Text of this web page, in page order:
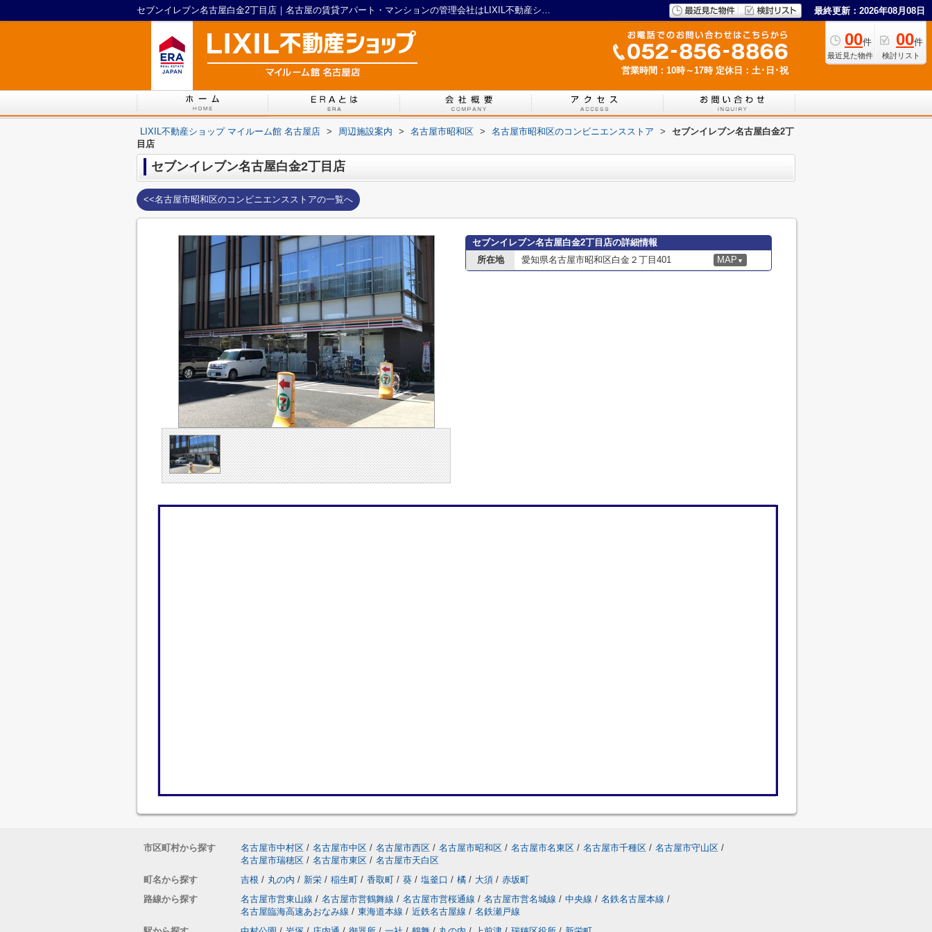
セブンイレブン名古屋白金2丁目店｜名古屋の賃貸アパート・マンションの管理会社はLIXIL不動産ショップ マイルーム館 名古屋店 最終更新：2026年08月08日
00件
最近見た物件
00件
検討リスト
営業時間：10時～17時 定休日：土･日･祝
LIXIL不動産ショップ マイルーム館 名古屋店 > 周辺施設案内 > 名古屋市昭和区 > 名古屋市昭和区のコンビニエンスストア >
セブンイレブン名古屋白金2丁
目店
セブンイレブン名古屋白金2丁目店
<<名古屋市昭和区のコンビニエンスストアの一覧へ
セブンイレブン名古屋白金2丁目店の詳細情報
所在地
愛知県名古屋市昭和区白金２丁目401 MAP ▼
市区町村から探す 名古屋市中村区 / 名古屋市中区 / 名古屋市西区 / 名古屋市昭和区 / 名古屋市名東区 / 名古屋市千種区 / 名古屋市守山区 /
名古屋市瑞穂区 / 名古屋市東区 / 名古屋市天白区
町名から探す
吉根 / 丸の内 / 新栄 / 稲生町 / 香取町 / 葵 / 塩釜口 / 橘 / 大須 / 赤坂町
路線から探す
名古屋市営東山線 / 名古屋市営鶴舞線 / 名古屋市営桜通線 / 名古屋市営名城線 / 中央線 / 名鉄名古屋本線 /
名古屋臨海高速あおなみ線 / 東海道本線 / 近鉄名古屋線 / 名鉄瀬戸線